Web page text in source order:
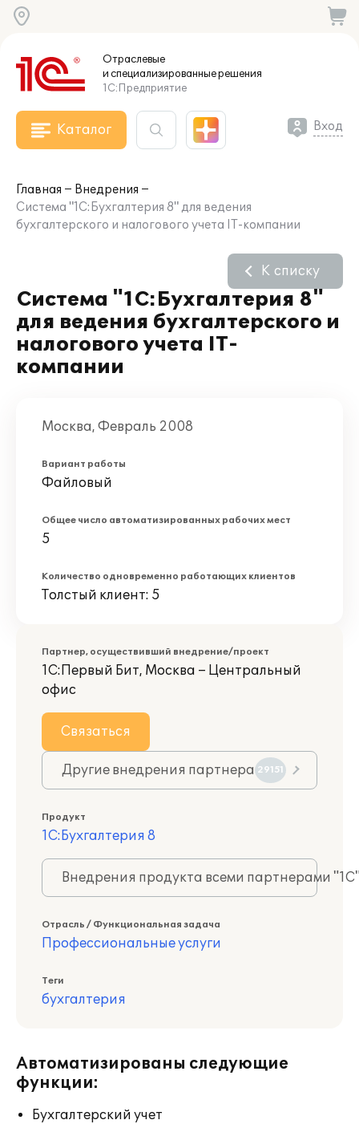
Отраслевые
и специализированныерешения
1С:Предприятие
Каталог Вход
Главная
Внедрения
Система "1С:Бухгалтерия 8" для ведения
бухгалтерского и налогового учета IT-компании
Система "1С:Бухгалтерия 8"
для ведения бухгалтерского и
налогового учета IT-
компании
К списку
Москва, Февраль 2008
Вариант работы
Файловый
Общее число автоматизированных рабочих мест
5
Количество одновременно работающих клиентов
Толстый клиент: 5
Партнер, осуществивший внедрение/проект
1С:Первый Бит, Москва – Центральный
офис
Связаться
Другие внедрения партнера 29151
Продукт
1С:Бухгалтерия 8
Внедрения продукта всеми партнерами
Отрасль / Функциональная задача
Профессиональные услуги
Теги
бухгалтерия
Автоматизированы следующие
функции:
Бухгалтерский учет